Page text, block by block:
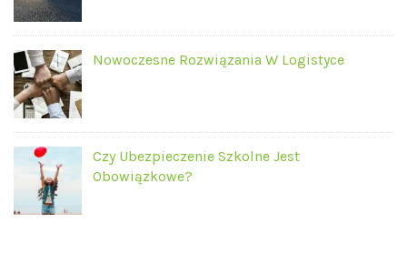
Nowoczesne Rozwiązania W Logistyce
Czy Ubezpieczenie Szkolne Jest
Obowiązkowe?